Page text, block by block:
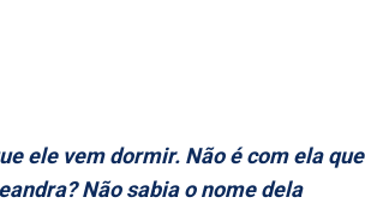
ele vem dormir. Não é com ela que
Não sabia o nome dela